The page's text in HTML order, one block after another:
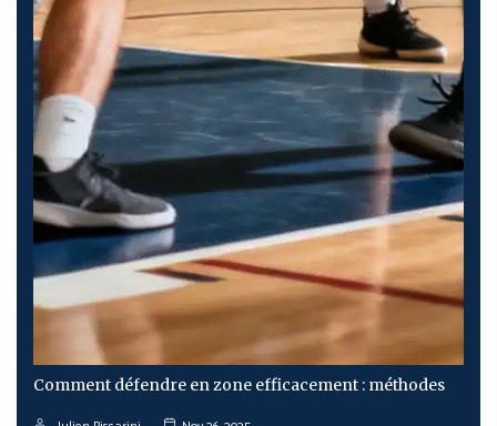
Comment défendre en zone efficacement : méthodes